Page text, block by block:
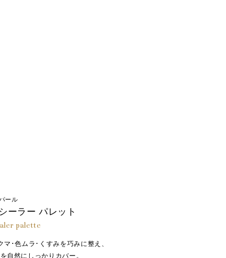
ール
ーラー パレット
palette
マ･色ムラ･くすみを巧みに整え、
自然にしっかりカバー。